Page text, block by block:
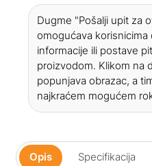
Dugme "Pošalji upit za
omogućava
informacije ili postave
proizvodom. Klikom na
popunjava obrazac, a
najkraćem mogućem
Opis Specifikacija